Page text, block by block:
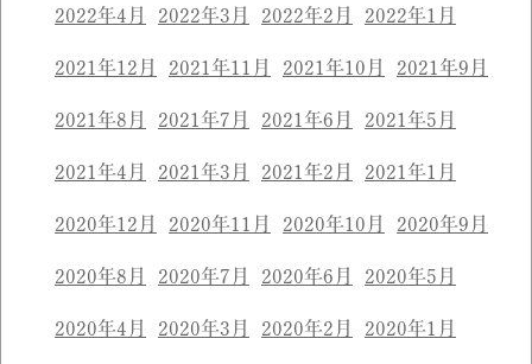
2022年4月 2022年3月 2022年2月 2022年1月
2021年12月 2021年11月 2021年10月 2021年9月
2021年8月 2021年7月 2021年6月 2021年5月
2021年4月 2021年3月 2021年2月 2021年1月
2020年12月 2020年11月 2020年10月 2020年9月
2020年8月 2020年7月 2020年6月 2020年5月
2020年4月 2020年3月 2020年2月 2020年1月